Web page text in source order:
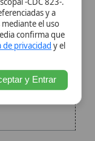
8.60•Citar
Compartir
un
para
Reforma